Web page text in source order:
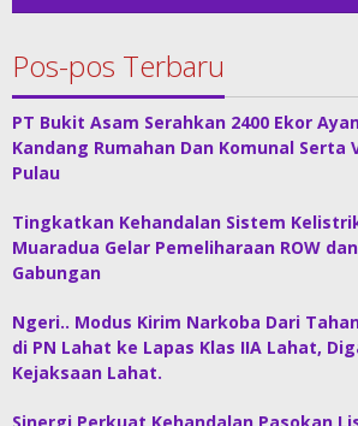
Pos-pos Terbaru
PT Bukit Asam Serahkan 2400 Ekor
Kandang Rumahan Dan Komunal Serta
Pulau
Tingkatkan Kehandalan Sistem
Muaradua Gelar Pemeliharaan ROW
Gabungan
Ngeri.. Modus Kirim Narkoba Dari
di PN Lahat ke Lapas Klas IIA Lahat,
Kejaksaan Lahat.